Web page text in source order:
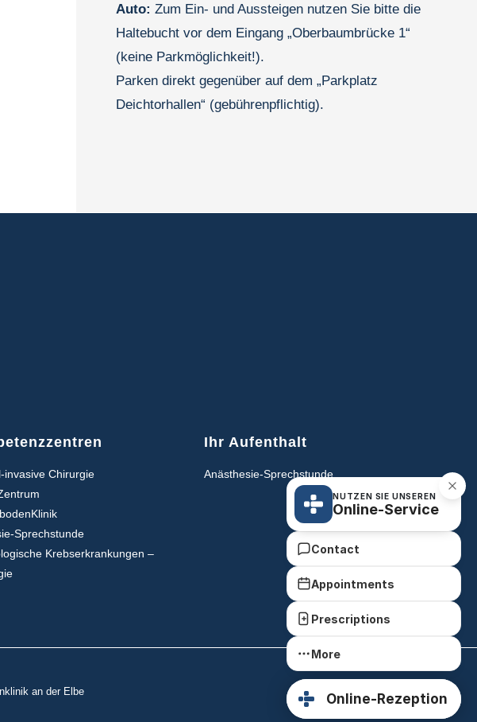
Auto: Zum Ein- und Aussteigen nutzen Sie bitte die
Haltebucht vor dem Eingang „Oberbaumbrücke 1“
(keine Parkmöglichkeit!).
Parken direkt gegenüber auf dem „Parkplatz
Deichtorhallen“ (gebührenpflichtig).
invasive Chirurgie
Sprechstunde
Krebserkrankungen –
Ihr Aufenthalt
Anästhesie-Sprechstunde
an der Elbe Online-Rezeption
NUTZEN SIE UNSEREN
Online-Service
Contact
Appointments
Prescriptions
More